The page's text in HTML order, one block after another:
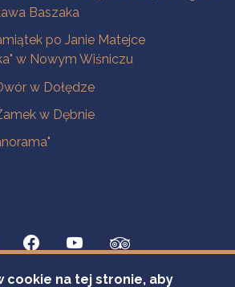
Baszaka
po Janie Matejce
w Nowym Wiśniczu
w Dołędze
w Dębnie
cookie na tej stronie, aby